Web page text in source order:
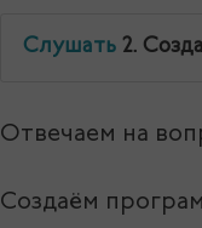
официальный
сайт.
Слушать 2.
Отвечаем на
Создаём